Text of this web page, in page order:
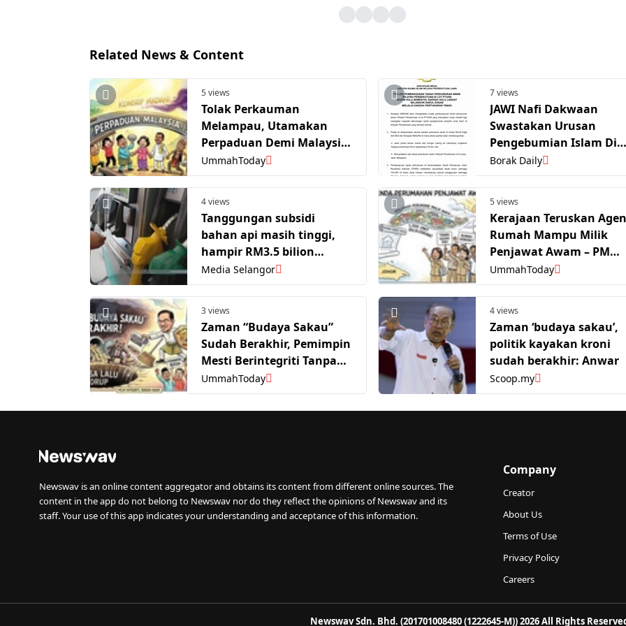
Related News & Content
5 views
Tolak Perkauman
Melampau, Utamakan
Perpaduan Demi Malaysia
– PM Anwar
UmmahToday
7 views
JAWI Nafi Dakwaan
Swastakan Urusan
Pengebumian Islam Di
Wilayah Persekutuan
Borak Daily
4 views
Tanggungan subsidi
bahan api masih tinggi,
hampir RM3.5 bilion
sebulan
Media Selangor
5 views
Kerajaan Teruskan
Rumah Mampu Milik
Penjawat Awam – PM
Anwar
UmmahToday
3 views
Zaman “Budaya Sakau”
Sudah Berakhir, Pemimpin
Mesti Berintegriti Tanpa
Kira Kaum – PM Anwar
UmmahToday
4 views
Zaman ‘budaya sakau’,
politik kayakan kroni
sudah berakhir: Anwar
Scoop.my
Newswav is an online content aggregator and obtains its content from different online sources. The
content in the app do not belong to Newswav nor do they reflect the opinions of Newswav and its
staff. Your use of this app indicates your understanding and acceptance of this information.
Company
Creator
About Us
Terms of Use
Privacy Policy
Careers
Newswav Sdn. Bhd. (201701008480 (1222645-M)) 2026 All Rights